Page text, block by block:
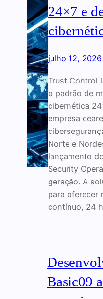
24×7 e
julho 12, 2026
Trust Control
o padrão de
cibernética
empresa
Norte e
lançamento
Security
geração. A
para oferecer
contínuo, 24
Basic09